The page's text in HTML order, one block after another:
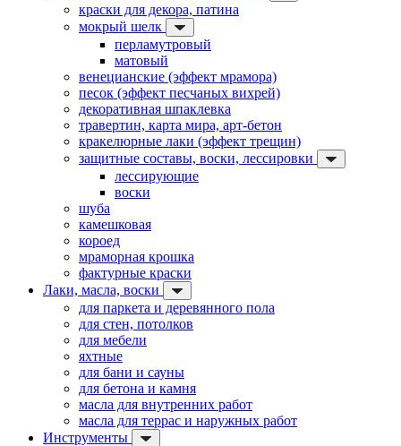
краски для декора, патина
мокрый шелк
перламутровый
матовый
венецианские (эффект мрамора)
песок (эффект песчаных вихрей)
декоративная шпаклевка
травертин, карта мира, арт-бетон
кракелюрные лаки (эффект трещин)
защитные составы, воски, лессировки
лессирующие
воски
шуба
камешковая
короед
мраморная крошка
фактурные краски
Лаки, масла, воски
для паркета и деревянного пола
для стен, потолков
для мебели
яхтные
для бани и сауны
для бетона и камня
масла для внутренних работ
масла для террас и наружных работ
Инструменты